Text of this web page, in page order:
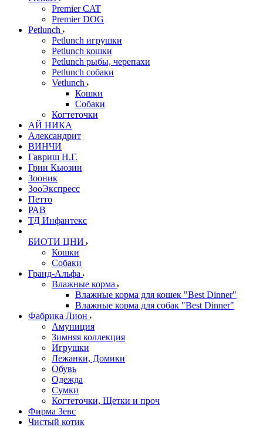
Premier CAT
Premier DOG
Petlunch
Petlunch игрушки
Petlunch кошки
Petlunch рыбы, черепахи
Petlunch собаки
Vetlunch
Кошки
Собаки
Когтеточки
АЙ НИКА
Александрит
ВИНЧИ
Гавриш Н.Г.
Грин Кьюзин
Зооник
ЗооЭкспресс
Петто
РАВ
ТД Инфантекс
БИОТИ ЦНИ
Кошки
Собаки
Гранд-Альфа
Влажные корма
Влажные корма для кошек "Best Dinner"
Влажные корма для собак "Best Dinner"
Фабрика Лион
Амуниция
Зимняя коллекция
Игрушки
Лежанки, Домики
Обувь
Одежда
Сумки
Когтеточки, Щетки и проч
Фирма Зевс
Чистый котик